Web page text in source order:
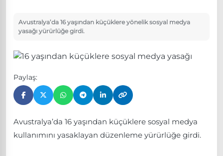
Avustralya’da 16 yaşından küçüklere yönelik sosyal medya
yasağı yürürlüğe girdi.
Paylaş:
Avustralya’da 16 yaşından küçüklere sosyal medya
kullanımını yasaklayan düzenleme yürürlüğe girdi.